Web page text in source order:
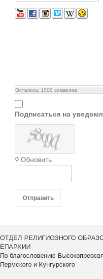
Осталось: 1000 символов
Подписаться на
Обновить
Отправить
ОТДЕЛ РЕЛИГИОЗНОГО
ЕПАРХИИ
По благословению
Пермского и Кунгурского